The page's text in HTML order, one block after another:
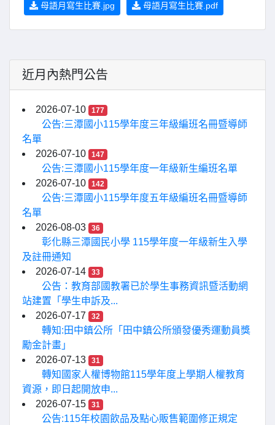
母語月寫生比賽.jpg 母語月寫生比賽.pdf
近月內熱門公告
2026-07-10 177
公告:三潭國小115學年度三年級編班名冊暨導師
名單
2026-07-10
147
公告:三潭國小115學年度一年級新生編班名單
2026-07-10
142
公告:三潭國小115學年度五年級編班名冊暨導師
名單
2026-08-03
36
彰化縣三潭國民小學 115學年度一年級新生入學
及註冊通知
2026-07-14
33
公告：教育部國教署已於學生事務資訊暨活動網
站建置「學生申訴及...
2026-07-17
32
轉知:田中鎮公所「田中鎮公所頒發優秀運動員獎
勵金計畫」
2026-07-13
31
轉知國家人權博物館115學年度上學期人權教育
資源，即日起開放申...
2026-07-15
31
公告:115年校園飲品及點心販售範圍修正規定